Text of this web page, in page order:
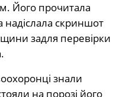
Його прочитала
надіслала скриншот
задля перевірки
знали
на порозі його